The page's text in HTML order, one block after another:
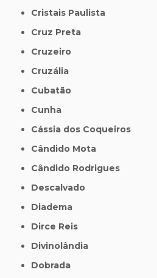
Cristais Paulista
Cruz Preta
Cruzeiro
Cruzália
Cubatão
Cunha
Cássia dos Coqueiros
Cândido Mota
Cândido Rodrigues
Descalvado
Diadema
Dirce Reis
Divinolândia
Dobrada